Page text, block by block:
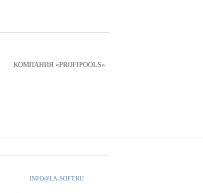
КОМПАНИЯ «PROFIPOOLS»
INFO@LA-SOFT.RU